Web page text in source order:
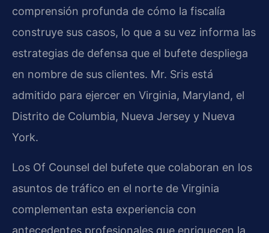
comprensión profunda de cómo la fiscalía
construye sus casos, lo que a su vez informa las
estrategias de defensa que el bufete despliega
en nombre de sus clientes. Mr. Sris está
admitido para ejercer en Virginia, Maryland, el
Distrito de Columbia, Nueva Jersey y Nueva
York.
Los Of Counsel del bufete que colaboran en los
asuntos de tráfico en el norte de Virginia
complementan esta experiencia con
antecedentes profesionales que enriquecen la